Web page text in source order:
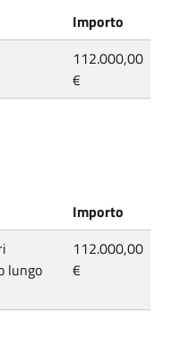
Importo
112.000,00
€
Importo
lungo
112.000,00
€